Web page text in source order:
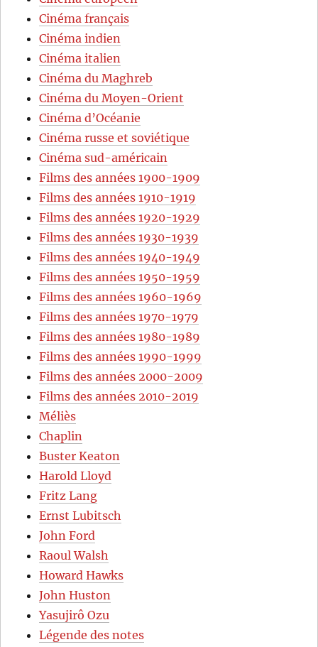
Cinéma français
Cinéma indien
Cinéma italien
Cinéma du Maghreb
Cinéma du Moyen-Orient
Cinéma d’Océanie
Cinéma russe et soviétique
Cinéma sud-américain
Films des années 1900-1909
Films des années 1910-1919
Films des années 1920-1929
Films des années 1930-1939
Films des années 1940-1949
Films des années 1950-1959
Films des années 1960-1969
Films des années 1970-1979
Films des années 1980-1989
Films des années 1990-1999
Films des années 2000-2009
Films des années 2010-2019
Méliès
Chaplin
Buster Keaton
Harold Lloyd
Fritz Lang
Ernst Lubitsch
John Ford
Raoul Walsh
Howard Hawks
John Huston
Yasujirô Ozu
Légende des notes